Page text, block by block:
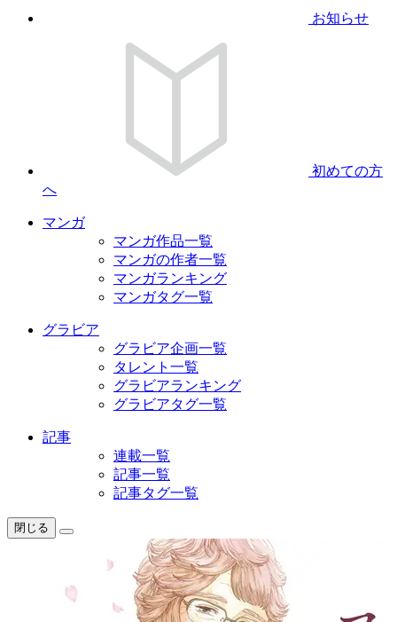
お知らせ
初めての方
へ
マンガ
マンガ作品一覧
マンガの作者一覧
マンガランキング
マンガタグ一覧
グラビア
グラビア企画一覧
タレント一覧
グラビアランキング
グラビアタグ一覧
記事
連載一覧
記事一覧
記事タグ一覧
閉じる